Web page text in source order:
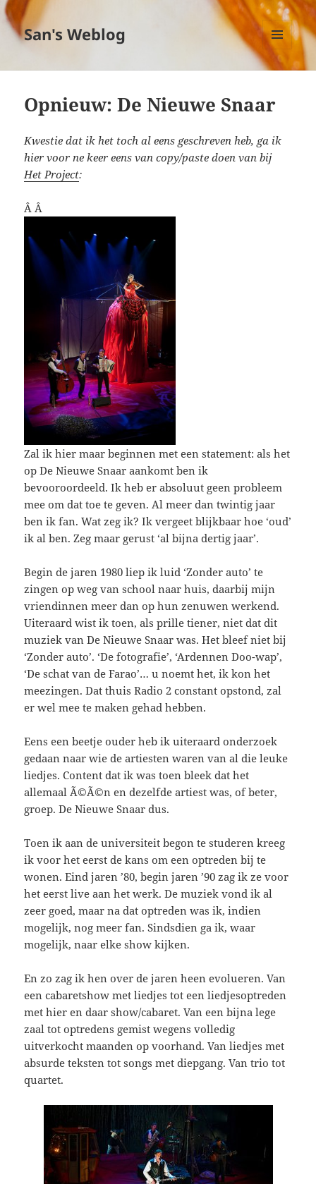
San's Weblog
MENU
EN
Opnieuw: De Nieuwe Snaar
Kwestie dat ik het toch al eens geschreven heb, ga ik
hier voor ne keer eens van copy/paste doen van bij
Het Project:
Â Â
Zal ik hier maar beginnen met een statement: als het
op De Nieuwe Snaar aankomt ben ik
bevooroordeeld. Ik heb er absoluut geen probleem
mee om dat toe te geven. Al meer dan twintig jaar
ben ik fan. Wat zeg ik? Ik vergeet blijkbaar hoe ‘oud’
ik al ben. Zeg maar gerust ‘al bijna dertig jaar’.
Begin de jaren 1980 liep ik luid ‘Zonder auto’ te
zingen op weg van school naar huis, daarbij mijn
vriendinnen meer dan op hun zenuwen werkend.
Uiteraard wist ik toen, als prille tiener, niet dat dit
muziek van De Nieuwe Snaar was. Het bleef niet bij
‘Zonder auto’. ‘De fotografie’, ‘Ardennen Doo-wap’,
‘De schat van de Farao’… u noemt het, ik kon het
meezingen. Dat thuis Radio 2 constant opstond, zal
er wel mee te maken gehad hebben.
Eens een beetje ouder heb ik uiteraard onderzoek
gedaan naar wie de artiesten waren van al die leuke
liedjes. Content dat ik was toen bleek dat het
allemaal Ã©Ã©n en dezelfde artiest was, of beter,
groep. De Nieuwe Snaar dus.
Toen ik aan de universiteit begon te studeren kreeg
ik voor het eerst de kans om een optreden bij te
wonen. Eind jaren ’80, begin jaren ’90 zag ik ze voor
het eerst live aan het werk. De muziek vond ik al
zeer goed, maar na dat optreden was ik, indien
mogelijk, nog meer fan. Sindsdien ga ik, waar
mogelijk, naar elke show kijken.
En zo zag ik hen over de jaren heen evolueren. Van
een cabaretshow met liedjes tot een liedjesoptreden
met hier en daar show/cabaret. Van een bijna lege
zaal tot optredens gemist wegens volledig
uitverkocht maanden op voorhand. Van liedjes met
absurde teksten tot songs met diepgang. Van trio tot
quartet.